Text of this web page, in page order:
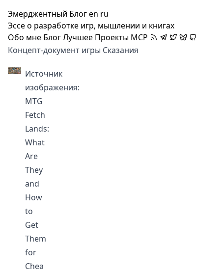
Эмерджентный Блогen ru
Эссе о разработке игр, мышлении и книгах
Обо мне БлогЛучшее Проекты MCP
Концепт-документ игры Сказания
Источник
изображения:
MTG
Fetch
Lands:
What
Are
They
and
How
to
Get
Them
for
Chea